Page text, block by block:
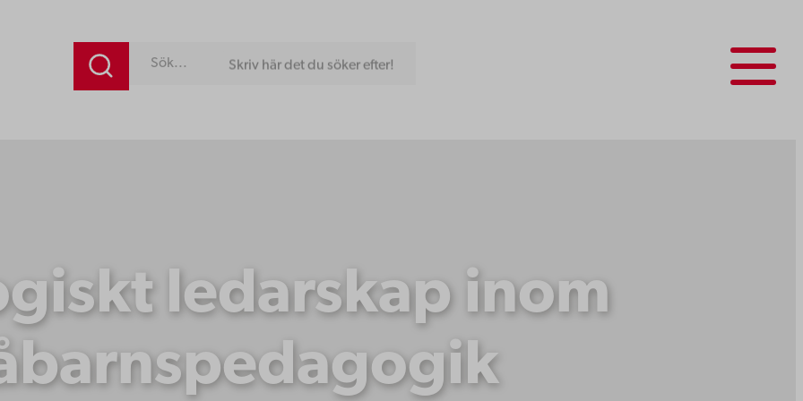
Skriv här det du söker efter!
Menu
ledarskap inom